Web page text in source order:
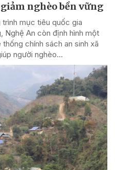
nghèo bền vững
mục tiêu quốc gia
Nghệ An còn định hình một
chính sách an sinh xã
người nghèo...